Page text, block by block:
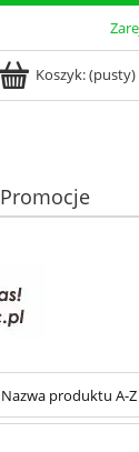
Koszyk:(pusty)
Promocje
Nazwa produktu A-Z